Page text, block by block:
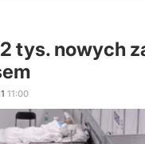
tys. nowych
11:00